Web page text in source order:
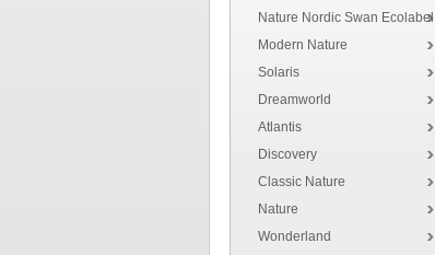
Nature Nordic Swan Ecolabel
Modern Nature
Solaris
Dreamworld
Atlantis
Discovery
Classic Nature
Nature
Wonderland